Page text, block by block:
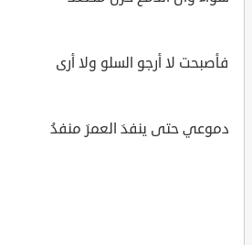
فأصبحت لا أرجو السلو ولا أرى
دموعي حتى ينفدَ العمرَ منفدُ